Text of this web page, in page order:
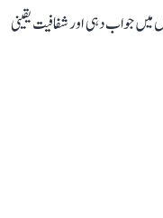
جواب دہی اور شفافیت یقینی